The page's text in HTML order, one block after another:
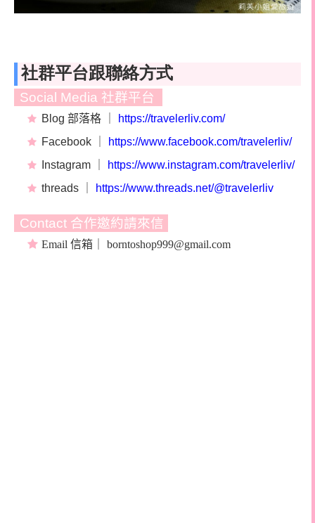
社群平台跟聯絡方式
Social Media 社群平台
Blog 部落格 ｜
https://travelerliv.com/
Facebook
https://www.facebook.com/travelerliv/
Instagram ｜
https://www.instagram.com/travelerliv/
threads ｜
https://www.threads.net/@travelerliv
Contact 合作邀約請來信
Email 信箱｜ borntoshop999@gmail.com